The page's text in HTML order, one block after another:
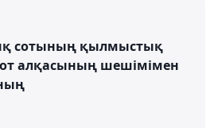
сотының қылмыстық
алқасының шешімімен